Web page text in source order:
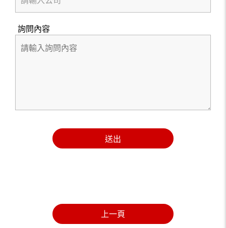
詢問內容
送出
上一頁